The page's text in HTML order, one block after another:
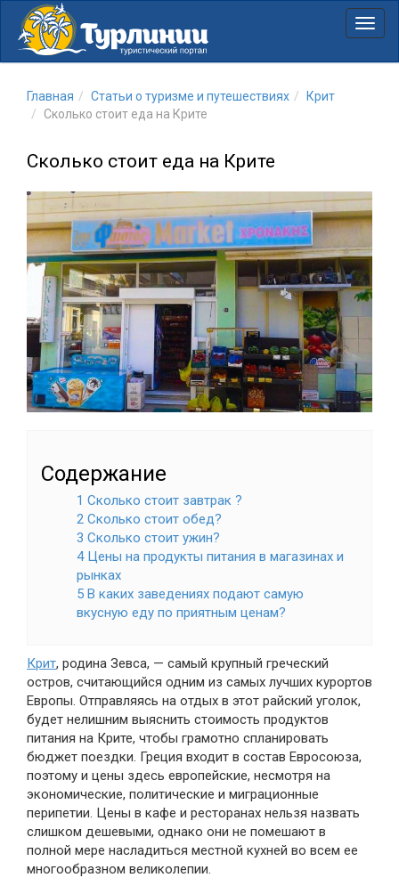
Главная Статьи о туризме и путешествиях
Крит
Сколько стоит еда на Крите
Сколько стоит еда на Крите
Содержание
1 Сколько стоит завтрак ?
2 Сколько стоит обед?
3 Сколько стоит ужин?
4 Цены на продукты питания в магазинах и
рынках
5 В каких заведениях подают самую
вкусную еду по приятным ценам?
Крит, родина Зевса, — самый крупный греческий
остров, считающийся одним из самых лучших курортов
Европы. Отправляясь на отдых в этот райский уголок,
будет нелишним выяснить стоимость продуктов
питания на Крите, чтобы грамотно спланировать
бюджет поездки. Греция входит в состав Евросоюза,
поэтому и цены здесь европейские, несмотря на
экономические, политические и миграционные
перипетии. Цены в кафе и ресторанах нельзя назвать
слишком дешевыми, однако они не помешают в
полной мере насладиться местной кухней во всем ее
многообразном великолепии.